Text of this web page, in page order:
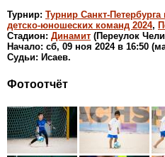
Турнир: Турнир Санкт-
детско-юношеских команд 2024,
Стадион: Динамит (Переулок
Начало: сб, 09 ноя 2024 в 16:50
Судьи: Исаев.
Фотоотчёт